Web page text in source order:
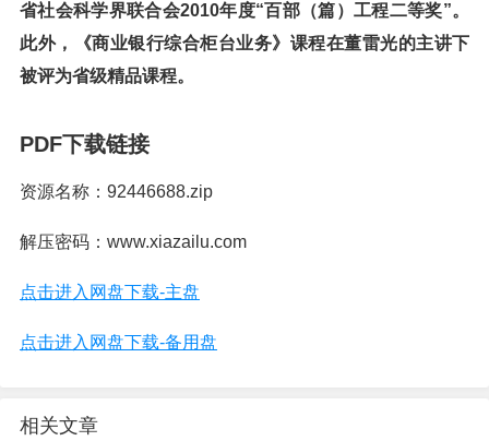
省社会科学界联合会2010年度“百部（篇）工程二等奖”。
此外，《商业银行综合柜台业务》课程在董雷光的主讲下
被评为省级精品课程。
PDF下载链接
资源名称：92446688.zip
解压密码：www.xiazailu.com
点击进入网盘下载-主盘
点击进入网盘下载-备用盘
相关文章